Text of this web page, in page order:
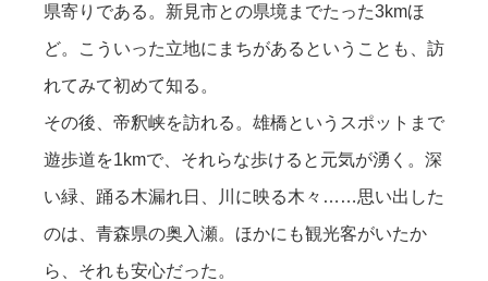
県寄りである。新見市との県境までたった3kmほ
ど。こういった立地にまちがあるということも、訪
れてみて初めて知る。
その後、帝釈峡を訪れる。雄橋というスポットまで
遊歩道を1kmで、それらな歩けると元気が湧く。深
い緑、踊る木漏れ日、川に映る木々……思い出した
のは、青森県の奥入瀬。ほかにも観光客がいたか
ら、それも安心だった。